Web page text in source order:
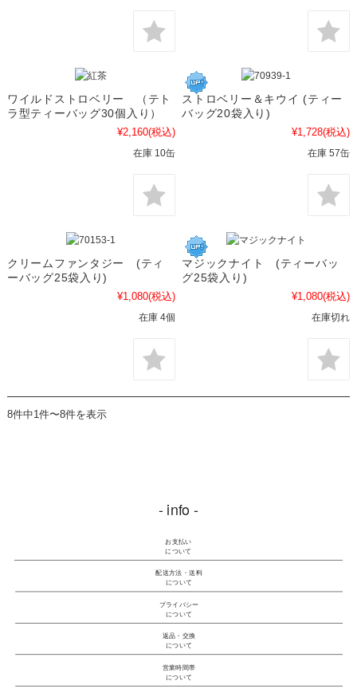
ワイルドストロベリー （テト
ラ型ティーバッグ30個入り）
¥2,160(税込)
在庫 10缶
ストロベリー＆キウイ (ティー
バッグ20袋入り)
¥1,728(税込)
在庫 57缶
クリームファンタジー (ティ
ーバッグ25袋入り)
¥1,080(税込)
在庫 4個
マジックナイト (ティーバッ
グ25袋入り)
¥1,080(税込)
在庫切れ
8件中1件〜8件を表示